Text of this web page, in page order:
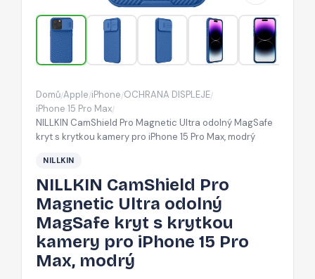
MagSafe
kryt
krytkou
iPhone
15
Max,
modrý
Domů/Apple/iPhone/OCHRANA DISPLEJE/
iPhone 15 Pro Max/
NILLKIN CamShield Pro Magnetic Ultra odolný MagSafe
kryt s krytkou kamery pro iPhone 15 Pro Max, modrý
NILLKIN
NILLKIN CamShield Pro
Magnetic Ultra odolný
MagSafe kryt s krytkou
kamery pro iPhone 15 Pro
Max, modrý